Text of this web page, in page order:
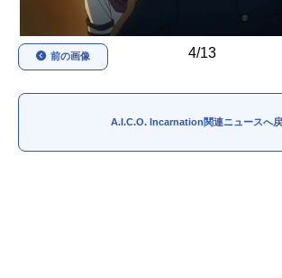
秋アニメ 冬アニメ
男性声優/女性声優一覧
FOLLOW US
4/13
前の画像
A.I.C.O. Incarnation関連ニュースへ